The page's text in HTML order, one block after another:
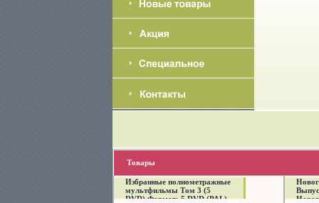
Товары
Избранные полнометражные
мультфильмы Том 3 (5
DVD) Формат: 5 DVD (PAL)